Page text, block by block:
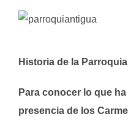
Historia de la
Para conocer lo que
presencia de los